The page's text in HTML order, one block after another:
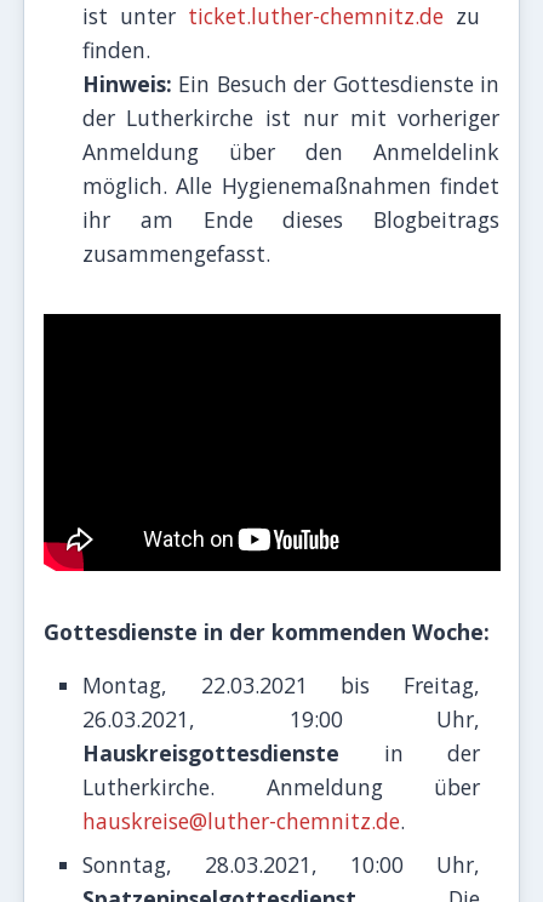
ist unter ticket.luther-chemnitz.de zu
finden.
Hinweis: Ein Besuch der Gottesdienste in
der Lutherkirche ist nur mit vorheriger
Anmeldung über den Anmeldelink
möglich. Alle Hygienemaßnahmen findet
ihr am Ende dieses Blogbeitrags
zusammengefasst.
Gottesdienste in der kommenden Woche:
Montag, 22.03.2021 bis Freitag,
26.03.2021, 19:00 Uhr,
Hauskreisgottesdienste in der
Lutherkirche. Anmeldung über
hauskreise@luther-chemnitz.de.
Sonntag, 28.03.2021, 10:00 Uhr,